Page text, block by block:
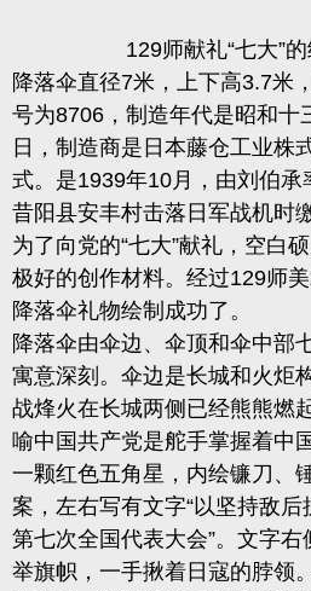
129师献礼“七大”
降落伞直径7米，上下高3.7米
号为8706，制造年代是昭和十
日，制造商是日本藤仓工业株
式。是1939年10月，由刘伯
昔阳县安丰村击落日军战机时
为了向党的“七大”献礼，空白
极好的创作材料。经过129师
降落伞礼物绘制成功了。
降落伞由伞边、伞顶和伞中部
寓意深刻。伞边是长城和火炬
战烽火在长城两侧已经熊熊燃
喻中国共产党是舵手掌握着中
一颗红色五角星，内绘镰刀、
案，左右写有文字“以坚持敌
第七次全国代表大会”。文字
举旗帜，一手揪着日寇的脖领